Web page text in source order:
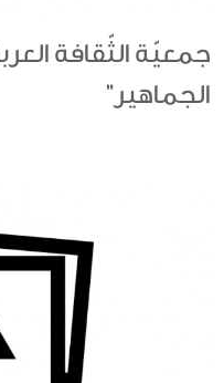
جمعيّة الثّقافة
الجماهير"